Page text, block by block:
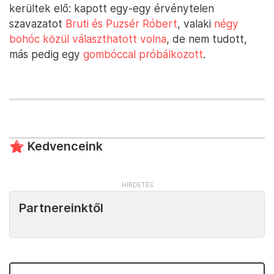
kerültek elő: kapott egy-egy érvénytelen
szavazatot Bruti és Puzsér Róbert, valaki négy
bohóc közül választhatott volna, de nem tudott,
más pedig egy gombóccal próbálkozott.
Kedvenceink
Partnereinktől